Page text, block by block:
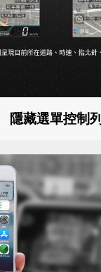
隱藏選單控制列